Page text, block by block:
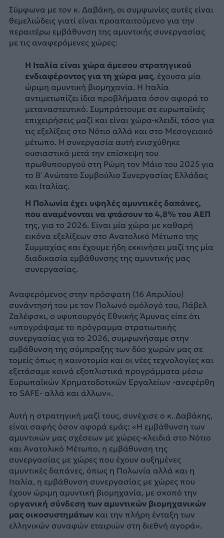
Σύμφωνα με τον κ. Δαβάκη, οι συμφωνίες αυτές είναι
θεμελιώδεις γιατί είναι προαπαιτούμενο για την
περαιτέρω εμβάθυνση της αμυντικής συνεργασίας
με τις αναφερόμενες χώρες:
Η Ιταλία είναι χώρα άμεσου στρατηγικού
ενδιαφέροντος για τη χώρα μας, έχουσα μία
ώριμη αμυντική βιομηχανία. Η Ιταλία
αντιμετωπίζει ίδια προβλήματα όσον αφορά το
μεταναστευτικό. Συμπράττουμε σε ευρωπαϊκές
επιχειρήσεις μαζί και είναι χώρα-κλειδί, τόσο για
τις εξελίξεις στο Νότιο αλλά και στο Μεσογειακό
μέτωπο. Η συνεργασία αυτή ενισχύθηκε
ουσιαστικά μετά την επίσκεψη του
πρωθυπουργού στη Ρώμη τον Μάιο του 2025 για
το Β’ Ανώτατο Συμβούλιο Συνεργασίας Ελλάδας
και Ιταλίας.
Η Πολωνία έχει υψηλές αμυντικές δαπάνες,
που αναμένονται να φτάσουν το 4,8% του ΑΕΠ
της, για το 2026. Είναι μία χώρα με καθαρή
εικόνα εξελίξεων στο Ανατολικό Μέτωπο της
Συμμαχίας και έχουμε ήδη εκκινήσει μαζί της μία
διαδικασία εμβάθυνσης της αμυντικής μας
συνεργασίας.
Αναφερόμενος στην πρόσφατη (16 Απριλίου)
συνάντησή του με τον Πολωνό ομόλογό του, Πάβελ
Ζαλέφσκι, ο υφυπουργός Εθνικής Άμυνας είπε ότι
«υπογράψαμε το πρόγραμμα στρατιωτικής
συνεργασίας για το 2026, συμφωνήσαμε στην
εμβάθυνση της σύμπραξης των δύο χωρών μας σε
τομείς όπως η καινοτομία και οι νέες τεχνολογίες και
εξετάσαμε κοινά εξοπλιστικά προγράμματα μέσω
Ευρωπαϊκών Χρηματοδοτικών Εργαλείων -ανεφέρθη
το SAFE- αλλά και άλλων».
Αυτή η στρατηγική μαζί τους, συνέχισε ο κ. Δαβάκης,
είναι σαφής όσον αφορά εμάς: «Η εμβάθυνση των
αμυντικών μας σχέσεων με χώρες-κλειδιά στο Νότιο
και Ανατολικό Μέτωπο, η εμβάθυνση της
συνεργασίας με χώρες που έχουν αυξημένες
αμυντικές δαπάνες, όπως η Πολωνία αλλά και η
Ιταλία, η εμβάθυνση συνεργασίας με χώρες που
έχουν ώριμη αμυντική βιομηχανία, με σκοπό την
οργανική σύνδεση των αμυντικών βιομηχανικών
μας οικοσυστημάτωνκαι την πλήρη ένταξη των
ελληνικών συναφών εταιριών στη διεθνή αγορά».